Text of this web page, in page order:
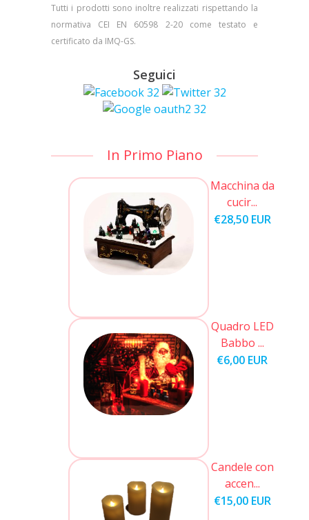
Tutti i prodotti sono inoltre realizzati rispettando la
normativa CEI EN 60598 2-20 come testato e
certificato da IMQ-GS.
Seguici
In Primo Piano
Macchina da
cucir...
€28,50 EUR
Quadro LED
Babbo ...
€6,00 EUR
Candele con
accen...
€15,00 EUR